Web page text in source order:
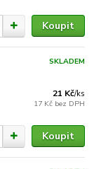
Koupit
21 Kč/ks
17 Kč bez DPH
SKLADEM
Koupit